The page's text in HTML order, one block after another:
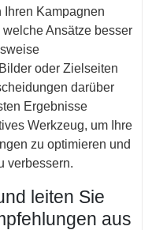
Ihren Kampagnen
Ansätze besser
oder Zielseiten
darüber
Ergebnisse
Werkzeug, um Ihre
zu optimieren und
verbessern.
leiten Sie
aus